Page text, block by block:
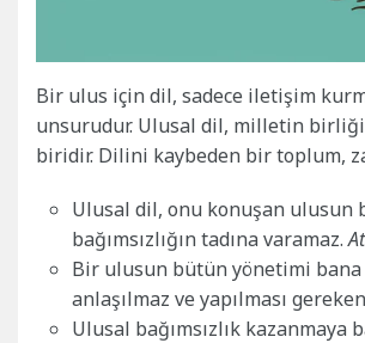
Bir ulus için dil, sadece iletişim
unsurudur. Ulusal dil, milletin
biridir. Dilini kaybeden bir toplum,
Ulusal dil, onu konuşan ulusun
bağımsızlığın tadına varamaz.
Bir ulusun bütün yönetimi bana
anlaşılmaz ve yapılması
Ulusal bağımsızlık